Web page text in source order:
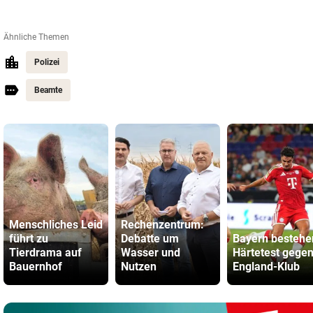
Ähnliche Themen
Polizei
Beamte
Menschliches Leid
führt zu
Tierdrama auf
Bauernhof
Rechenzentrum:
Debatte um
Wasser und
Nutzen
Bayern
Härtetest gegen
England-Klub